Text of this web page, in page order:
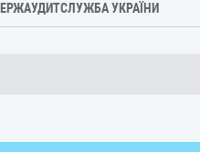
УКРАЇНИ